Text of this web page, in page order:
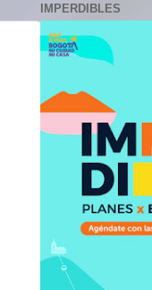
IMPERDIBLES